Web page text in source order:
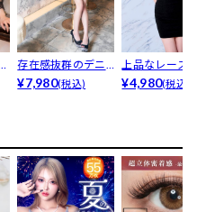
存在感抜群のデニ
ム×谷間ジップでエ
¥7,980(税込)
上品なレース
袖の透け感×大
¥4,980(税込)